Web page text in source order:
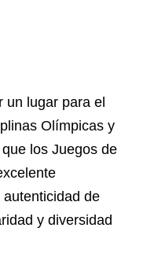
un lugar para el
Olímpicas y
los Juegos de
de
y diversidad